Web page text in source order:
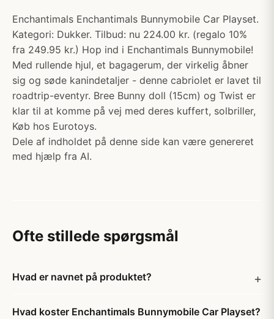
Enchantimals Enchantimals Bunnymobile Car Playset.
Kategori: Dukker. Tilbud: nu 224.00 kr. (regalo 10%
fra 249.95 kr.) Hop ind i Enchantimals Bunnymobile!
Med rullende hjul, et bagagerum, der virkelig åbner
sig og søde kanindetaljer - denne cabriolet er lavet til
roadtrip-eventyr. Bree Bunny doll (15cm) og Twist er
klar til at komme på vej med deres kuffert, solbriller,
Køb hos Eurotoys.
Dele af indholdet på denne side kan være genereret
med hjælp fra AI.
Ofte stillede spørgsmål
Hvad er navnet på produktet?
Hvad koster Enchantimals Bunnymobile Car Playset?